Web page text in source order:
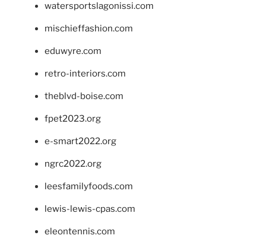
watersportslagonissi.com
mischieffashion.com
eduwyre.com
retro-interiors.com
theblvd-boise.com
fpet2023.org
e-smart2022.org
ngrc2022.org
leesfamilyfoods.com
lewis-lewis-cpas.com
eleontennis.com